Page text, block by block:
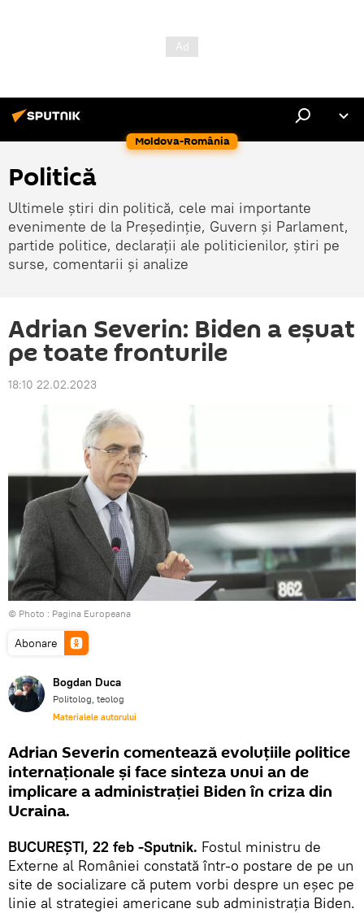
Moldova-România
Politică
Ultimele știri din politică, cele mai importante
evenimente de la Președinție, Guvern și Parlament,
partide politice, declarații ale politicienilor, știri pe
surse, comentarii și analize
Adrian Severin: Biden a eșuat
pe toate fronturile
18:10 22.02.2023
© Photo : Pagina Europeana
Abonare
Bogdan Duca
Politolog, teolog
Materialele autorului
Adrian Severin comentează evoluțiile politice
internaționale și face sinteza unui an de
implicare a administrației Biden în criza din
Ucraina.
BUCUREȘTI, 22 feb -Sputnik. Fostul ministru de
Externe al României constată într-o postare de pe un
site de socializare că putem vorbi despre un eșec pe
linie al strategiei americane sub administrația Biden.